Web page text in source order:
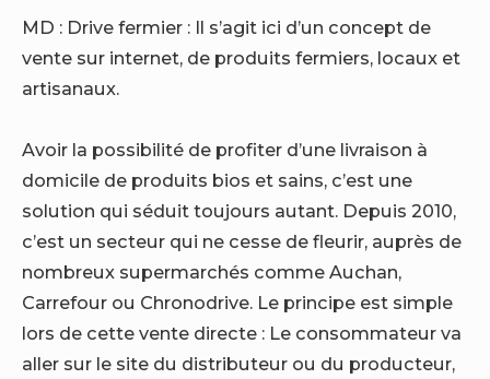
MD : Drive fermier : Il s’agit ici d’un concept de
vente sur internet, de produits fermiers, locaux et
artisanaux.
Avoir la possibilité de profiter d’une livraison à
domicile de produits bios et sains, c’est une
solution qui séduit toujours autant. Depuis 2010,
c’est un secteur qui ne cesse de fleurir, auprès de
nombreux supermarchés comme Auchan,
Carrefour ou Chronodrive. Le principe est simple
lors de cette vente directe : Le consommateur va
aller sur le site du distributeur ou du producteur,